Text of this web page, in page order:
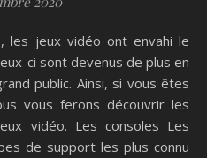
ci sont devenus de plus en
public. Ainsi, si vous êtes
vous ferons découvrir les
vidéo. Les consoles Les
de support les plus connu